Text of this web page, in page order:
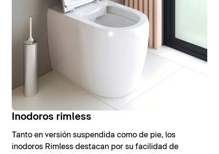
Inodoros rimless
Tanto en versión suspendida como de pie, los
inodoros Rimless destacan por su facilidad de